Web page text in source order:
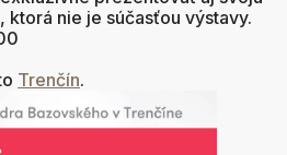
nie je súčasťou výstavy.
Trenčín.